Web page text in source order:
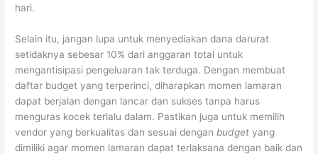
hari.
Selain itu, jangan lupa untuk menyediakan dana darurat
setidaknya sebesar 10% dari anggaran total untuk
mengantisipasi pengeluaran tak terduga. Dengan membuat
daftar budget yang terperinci, diharapkan momen lamaran
dapat berjalan dengan lancar dan sukses tanpa harus
menguras kocek terlalu dalam. Pastikan juga untuk memilih
vendor yang berkualitas dan sesuai dengan budget yang
dimiliki agar momen lamaran dapat terlaksana dengan baik dan